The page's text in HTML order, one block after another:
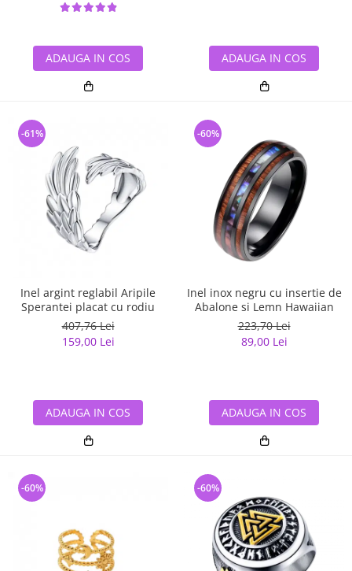
ADAUGA IN COS ADAUGA IN COS
Inel argint reglabil Aripile
Sperantei placat cu rodiu
407,76 Lei
159,00 Lei
-61%
ADAUGA IN COS
Inel inox negru cu insertie de
Abalone si Lemn Hawaiian
223,70 Lei
89,00 Lei
-60%
ADAUGA IN COS
-60% -60%